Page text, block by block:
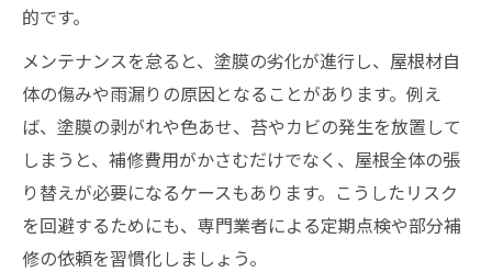
的です。
メンテナンスを怠ると、塗膜の劣化が進行し、屋根材自
体の傷みや雨漏りの原因となることがあります。例え
ば、塗膜の剥がれや色あせ、苔やカビの発生を放置して
しまうと、補修費用がかさむだけでなく、屋根全体の張
り替えが必要になるケースもあります。こうしたリスク
を回避するためにも、専門業者による定期点検や部分補
修の依頼を習慣化しましょう。